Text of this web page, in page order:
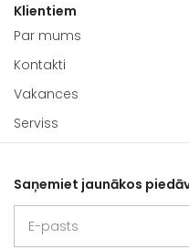
Klientiem
Par mums
Kontakti
Vakances
Serviss
Saņemiet jaunākos